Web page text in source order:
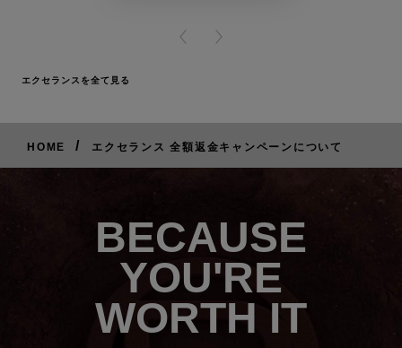
PREVIOUS CARD
NEXT CARD
エクセランスを全て見る
HOME / エクセランス 全額返金キャンペーンについて
BECAUSE
YOU'RE
WORTH IT